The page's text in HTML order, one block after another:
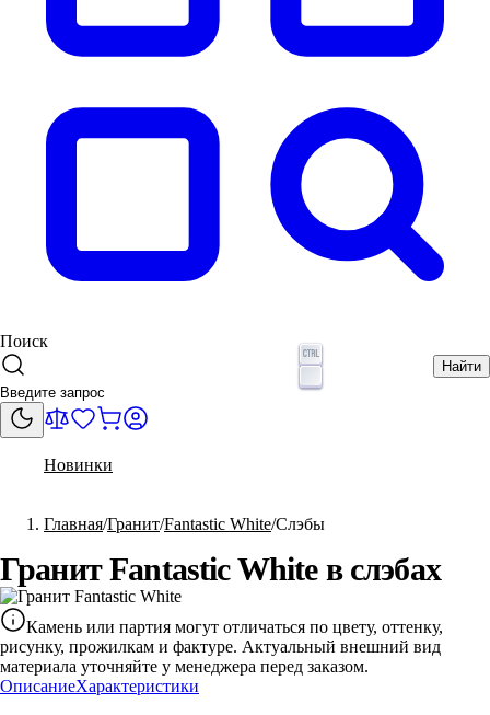
Поиск
Найти
Новинки
Главная Гранит Fantastic White Слэбы
Гранит Fantastic White в слэбах
Камень или партия могут отличаться по цвету, оттенку,
рисунку, прожилкам и фактуре. Актуальный внешний вид
материала уточняйте у менеджера перед заказом.
ОписаниеХарактеристики